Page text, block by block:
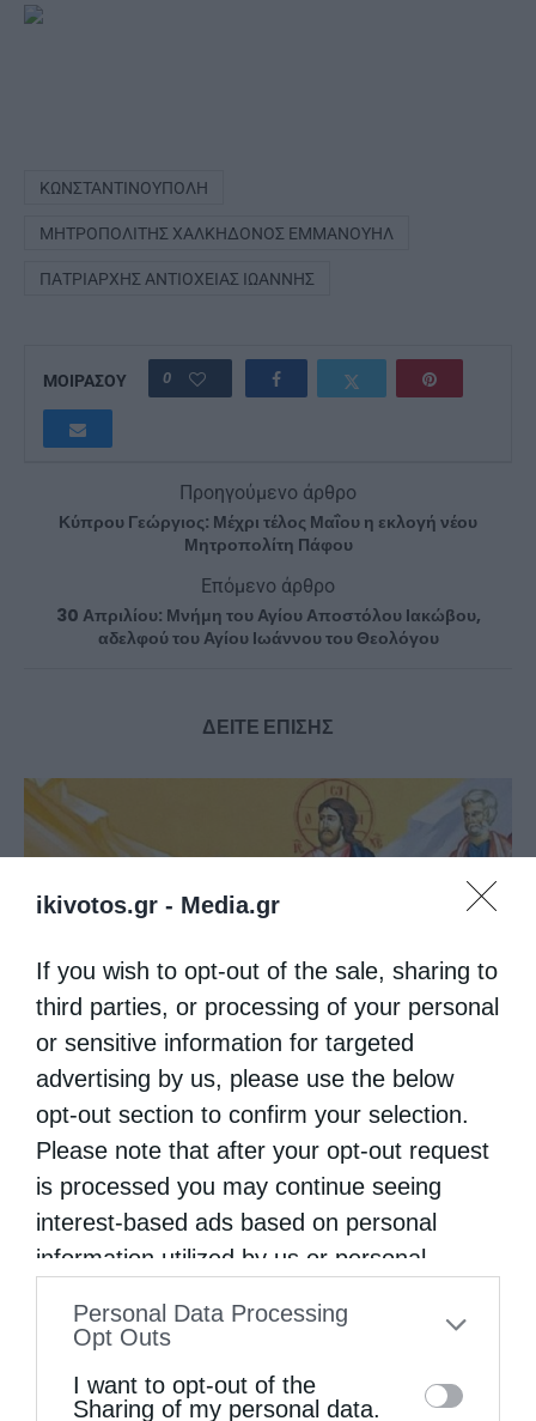
ikivotos.gr - Media.gr
If you wish to opt-out of the sale, sharing to
third parties, or processing of your personal
or sensitive information for targeted
advertising by us, please use the below
opt-out section to confirm your selection.
Please note that after your opt-out request
is processed you may continue seeing
interest-based ads based on personal
information utilized by us or personal
to your opt-out. You may separately opt-out
information by third parties on the IAB’s list
Personal Data Processing
Opt Outs
I want to opt-out of the
Sharing of my personal data.
ΚΩΝΣΤΑΝΤΙΝΟΎΠΟΛΗ
ΜΗΤΡΟΠΟΛΊΤΗΣ ΧΑΛΚΗΔΌΝΟΣ ΕΜΜΑΝΟΥΉΛ
ΠΑΤΡΙΆΡΧΗΣ ΑΝΤΙΟΧΕΊΑΣ ΙΩΆΝΝΗΣ
ΜΟΙΡΑΣΟΥ 0
Προηγούμενο άρθρο
Κύπρου Γεώργιος: Μέχρι τέλος Μαΐου η εκλογή νέου
Μητροπολίτη Πάφου
Επόμενο άρθρο
30 Απριλίου: Μνήμη του Αγίου Αποστόλου Ιακώβου,
αδελφού του Αγίου Ιωάννου του Θεολόγου
ΔΕΙΤΕ ΕΠΙΣΗΣ
«Η Πίστη ως Δύναμη Ενότητας και Υπέρβασης
των...